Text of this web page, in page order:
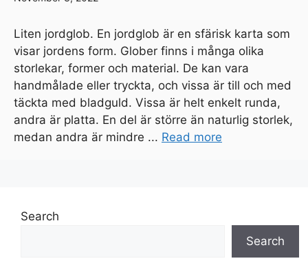
Liten jordglob. En jordglob är en sfärisk karta som
visar jordens form. Glober finns i många olika
storlekar, former och material. De kan vara
handmålade eller tryckta, och vissa är till och med
täckta med bladguld. Vissa är helt enkelt runda,
andra är platta. En del är större än naturlig storlek,
medan andra är mindre ... Read more
Search
Search